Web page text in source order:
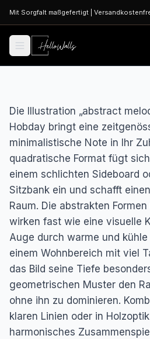
Zum Hauptinhalt springen
Mit Sorgfalt maßgefertigt
Die Illustration „abstract
Hobday bringt eine
minimalistische Note in Ihr
quadratische Format fügt
einem schlichten Sideboard
Sitzbank ein und schafft
Raum. Die abstrakten
wirken fast wie eine visuelle
Auge durch warme und
einem Wohnbereich mit viel
das Bild seine Tiefe
geometrischen Muster den
ohne ihn zu dominieren.
klaren Linien oder in
harmonisches